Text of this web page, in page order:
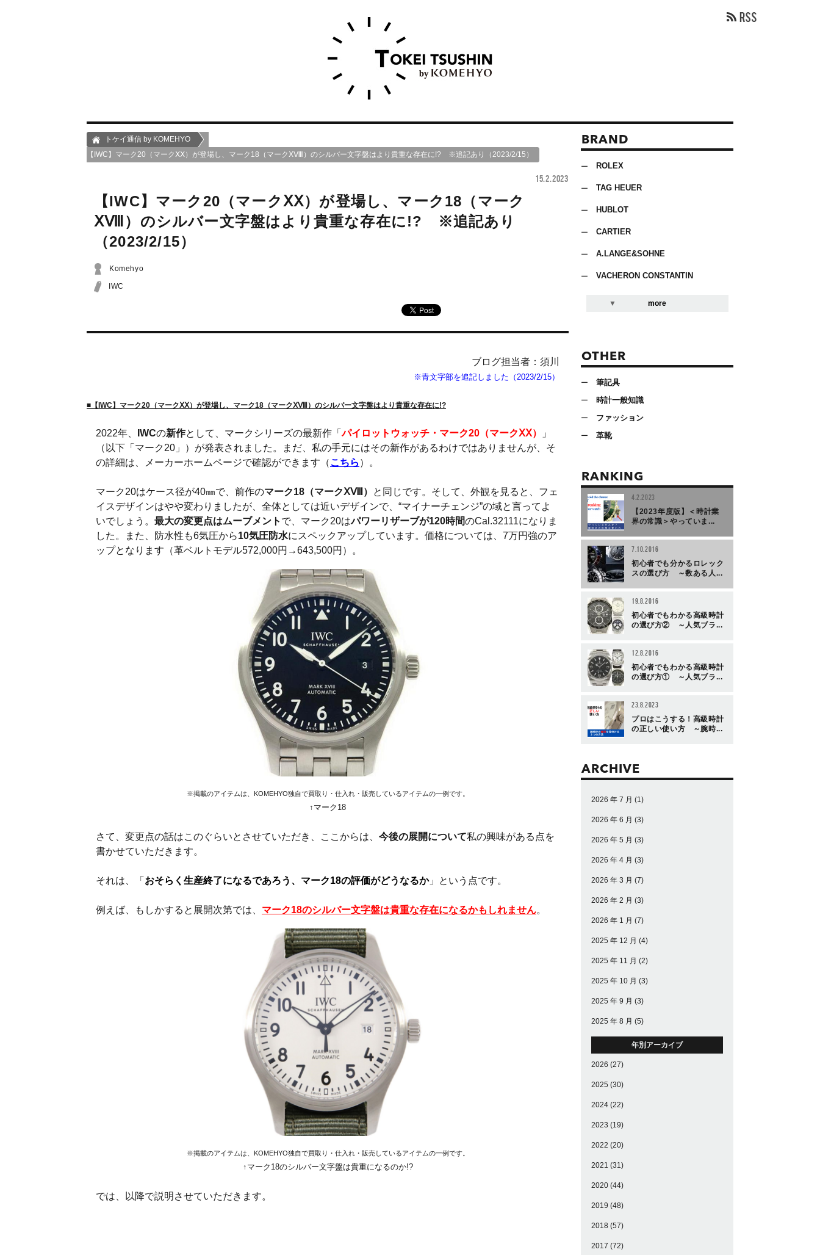
トケイ通信 by KOMEHYO
【IWC】マーク20（マークⅩⅩ）が登場し、マーク18（マークⅩⅧ）のシルバー文字盤はより貴重な存在に!? ※追記あり（2023/2/15）
15.2.2023
【IWC】マーク20（マークⅩⅩ）が登場し、マーク18（マーク
ⅩⅧ）のシルバー文字盤はより貴重な存在に!? ※追記あり
（2023/2/15）
Komehyo
IWC
ブログ担当者：須川
※青文字部を追記しました（2023/2/15）
■【IWC】マーク20（マークⅩⅩ）が登場し、マーク18（マークⅩⅧ）のシルバー文字盤はより貴重な存在に!?
2022年、 IWCの新作として、マークシリーズの最新作「パイロットウォッチ・マーク20（マークⅩⅩ）
」
（以下「マーク20」）が発表されました。まだ、私の手元にはその新作があるわけではありませんが、そ
の詳細は、メーカーホームページで確認ができます（こちら ）。
マーク20はケース径が40㎜で、前作のマーク18（マークⅩⅧ）
と同じです。そして、外観を見ると、フェ
イスデザインはやや変わりましたが、全体としては近いデザインで、“マイナーチェンジ”の域と言ってよ
いでしょう。 最大の変更点はムーブメント で、マーク20はパワーリザーブが120時間のCal.32111になりま
した。また、防水性も6気圧から10気圧防水にスペックアップしています。価格については、7万円強のア
ップとなります（革ベルトモデル572,000円→643,500円）。
※掲載のアイテムは、KOMEHYO独自で買取り・仕入れ・販売しているアイテムの一例です。
↑マーク18
さて、変更点の話はこのぐらいとさせていただき、ここからは、 今後の展開について私の興味がある点を
書かせていただきます。
それは、「 おそらく生産終了になるであろう、マーク18の評価がどうなるか」という点です。
例えば、もしかすると展開次第では、 マーク18のシルバー文字盤は貴重な存在になるかもしれません。
※掲載のアイテムは、KOMEHYO独自で買取り・仕入れ・販売しているアイテムの一例です。
↑マーク18のシルバー文字盤は貴重になるのか!?
では、以降で説明させていただきます。
BRAND
ROLEX
TAG HEUER
HUBLOT
CARTIER
A.LANGE&SOHNE
VACHERON CONSTANTIN
more
OTHER
筆記具
時計一般知識
ファッション
革靴
RANKING
4.2.2023
【2023年度版】＜時計業
界の常識＞やっていま...
7.10.2016
初心者でも分かるロレック
スの選び方 ～数ある人...
19.8.2016
初心者でもわかる高級時計
の選び方② ～人気ブラ...
12.8.2016
初心者でもわかる高級時計
の選び方① ～人気ブラ...
23.8.2023
プロはこうする！高級時計
の正しい使い方 ～腕時...
ARCHIVE
2026 年 7 月 (1)
2026 年 6 月 (3)
2026 年 5 月 (3)
2026 年 4 月 (3)
2026 年 3 月 (7)
2026 年 2 月 (3)
2026 年 1 月 (7)
2025 年 12 月 (4)
2025 年 11 月 (2)
2025 年 10 月 (3)
2025 年 9 月 (3)
2025 年 8 月 (5)
年別アーカイブ
2026 (27)
2025 (30)
2024 (22)
2023 (19)
2022 (20)
2021 (31)
2020 (44)
2019 (48)
2018 (57)
2017 (72)